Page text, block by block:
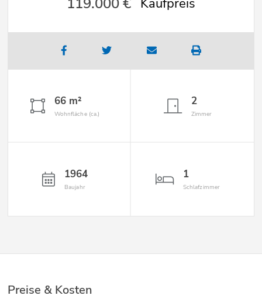
Kaufpreis
66 m²
Wohnfläche (ca.)
2
Zimmer
1964
Baujahr
1
Schlafzimmer
Preise & Kosten